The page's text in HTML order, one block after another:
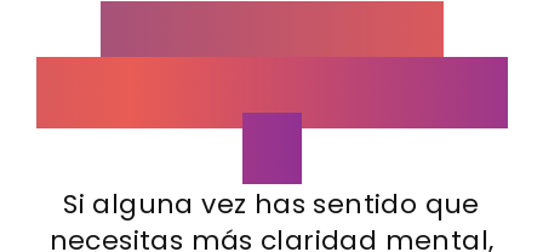
¿Por qué este
programa es para
ti?
Si alguna vez has sentido que
necesitas más claridad mental,